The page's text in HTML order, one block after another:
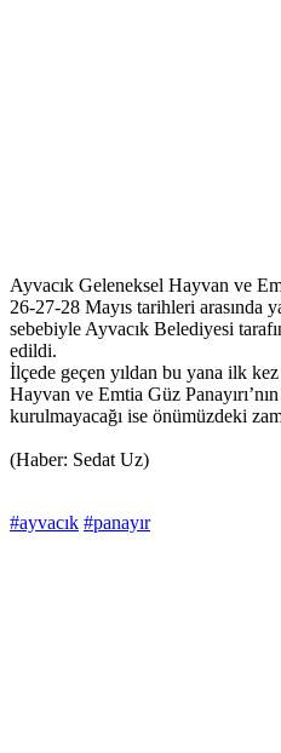
Ayvacık Geleneksel Hayvan ve
26-27-28 Mayıs tarihleri arasında
sebebiyle Ayvacık Belediyesi
edildi.
İlçede geçen yıldan bu yana ilk
Hayvan ve Emtia Güz
kurulmayacağı ise önümüzdeki
(Haber: Sedat Uz)
#ayvacık #panayır